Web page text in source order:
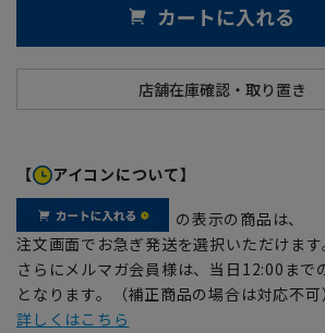
カートに入れる
【 アイコンについて】
の表示の商品は、
注文画面でお急ぎ発送を選択いただけます
さらにメルマガ会員様は、当日12:00まで
となります。（補正商品の場合は対応不可
詳しくはこちら